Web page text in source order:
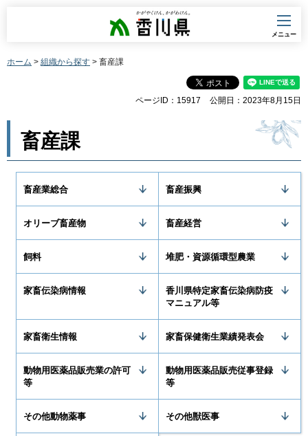
香川県
メニュー
ホーム > 組織から探す > 畜産課
ページID：15917 公開日：2023年8月15日
畜産課
畜産業総合 畜産振興
オリーブ畜産物 畜産経営
飼料 堆肥・資源循環型農業
家畜伝染病情報
香川県特定家畜伝染病防疫
マニュアル等
家畜衛生情報 家畜保健衛生業績発表会
動物用医薬品販売業の許可
等
動物用医薬品販売従事登録
等
その他動物薬事 その他獣医事